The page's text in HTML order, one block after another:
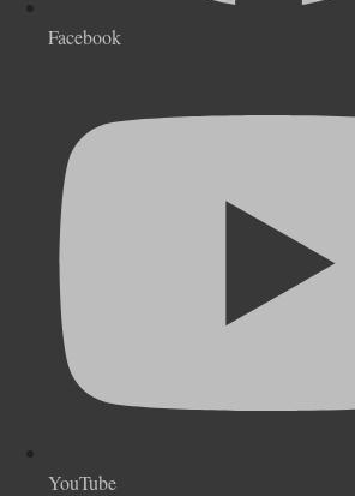
Facebook
YouTube